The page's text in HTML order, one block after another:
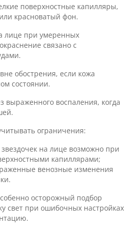
поверхностные капилляры,
красноватый фон.
лице при умеренных
связано с
обострения, если кожа
состоянии.
выраженного воспаления, когда
ограничения:
на лице возможно при
капиллярами;
венозные изменения
осторожный подбор
свет при ошибочных настройках